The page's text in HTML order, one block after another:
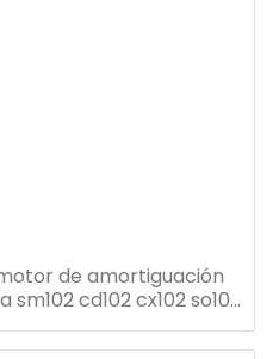
motor de amortiguación
cd102 cx102 so102